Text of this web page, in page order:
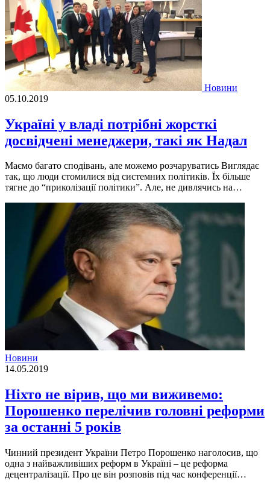
Новини
05.10.2019
Україні у владі потрібні жорсткі
досвідчені менеджери, такі як Надал
Маємо багато сподівань, але можемо розчаруватись Виглядає
так, що люди стомилися від системних політиків. Їх більше
тягне до “приколізації політики”. Але, не дивлячись на…
Новини
14.05.2019
Ніхто не вірив, що ми виживемо:
Порошенко перелічив головні реформи
за останні 5 років
Чинний президент України Петро Порошенко наголосив, що
одна з найважливіших реформ в Україні – це реформа
децентралізації. Про це він розповів під час конференції…